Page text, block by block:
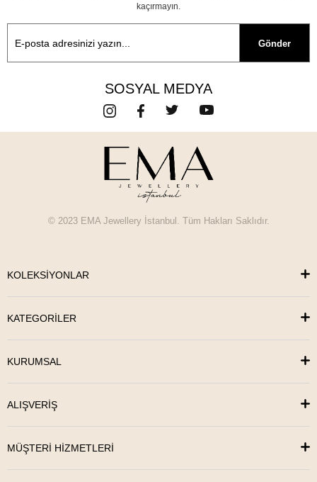
kaçırmayın.
Gönder
SOSYAL MEDYA
© 2023 EMA Jewellery İstanbul. Tüm Hakları Saklıdır.
KOLEKSİYONLAR
KATEGORİLER
KURUMSAL
ALIŞVERİŞ
MÜŞTERİ HİZMETLERİ